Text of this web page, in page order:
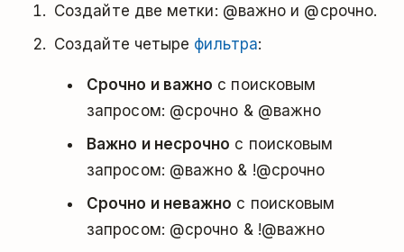
Создайте две метки: @важно и @срочно.
Создайте четыре фильтра:
Срочно и важно с поисковым
запросом: @срочно & @важно
Важно и несрочно с поисковым
запросом: @важно & !@срочно
Срочно и неважно с поисковым
запросом: @срочно & !@важно